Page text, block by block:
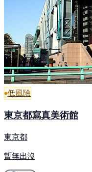
低風險
東京都寫真美術館
東京都
暫無出沒